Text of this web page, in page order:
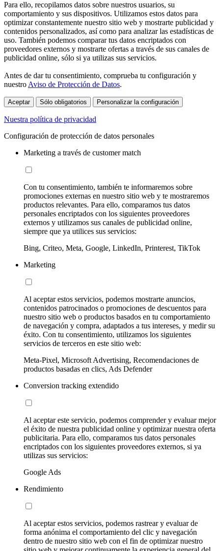
Para ello, recopilamos datos sobre nuestros usuarios, su
comportamiento y sus dispositivos. Utilizamos estos datos para
optimizar constantemente nuestro sitio web y mostrarte publicidad y
contenidos personalizados, así como para analizar las estadísticas de
uso. También podemos comparar tus datos encriptados con
proveedores externos y mostrarte ofertas a través de sus canales de
publicidad online, sólo si ya utilizas sus servicios.
Antes de dar tu consentimiento, comprueba tu configuración y
nuestro Aviso de Protección de Datos.
Aceptar Sólo obligatorios Personalizar la configuración
Nuestra política de privacidad
Configuración de protección de datos personales
Marketing a través de customer match
Con tu consentimiento, también te informaremos sobre
promociones externas en nuestro sitio web y te mostraremos
productos relevantes. Para ello, comparamos tus datos
personales encriptados con los siguientes proveedores
externos y utilizamos sus canales de publicidad online,
siempre que ya utilices sus servicios:
Bing, Criteo, Meta, Google, LinkedIn, Printerest, TikTok
Marketing
Al aceptar estos servicios, podemos mostrarte anuncios,
contenidos patrocinados o promociones de descuentos para
nuestro sitio web o productos basados en tu comportamiento
de navegación y compra, adaptados a tus intereses, y medir su
éxito. Con tu consentimiento, utilizamos los siguientes
servicios de terceros en este sitio web:
Meta-Pixel, Microsoft Advertising, Recomendaciones de
productos basadas en clics, Ads Defender
Conversion tracking extendido
Al aceptar este servicio, podemos comprender y evaluar mejor
el éxito de nuestra publicidad online y optimizar nuestra oferta
publicitaria. Para ello, comparamos tus datos personales
encriptados con los siguientes proveedores externos, si ya
utilizas sus servicios:
Google Ads
Rendimiento
Al aceptar estos servicios, podemos rastrear y evaluar de
forma anónima el comportamiento del clic y navegación
dentro de nuestro sitio web con el fin de optimizar nuestro